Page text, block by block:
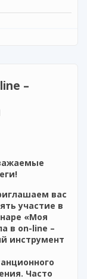
в
–
вас
участие в
«Моя
в on-line –
инструмент
Часто